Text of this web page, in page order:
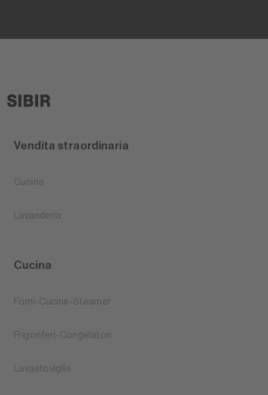
Vendita straordinaria
Cucina
Lavanderia
Cucina
Forni-Cucine-Steamer
Frigoriferi-Congelatori
Lavastoviglie